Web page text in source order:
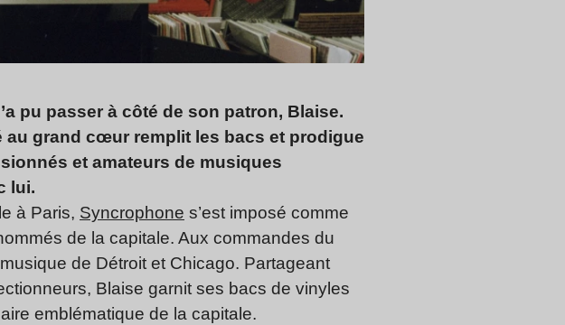
pu passer à côté de son patron, Blaise.
grand cœur remplit les bacs et prodigue
et amateurs de musiques
lui.
à Paris, Syncrophone s’est imposé comme
de la capitale. Aux commandes du
de Détroit et Chicago. Partageant
Blaise garnit ses bacs de vinyles
emblématique de la capitale.